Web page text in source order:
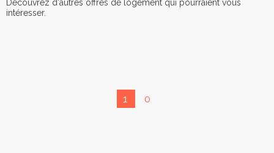
Découvrez d'autres offres de logement qui pourraient vous
intéresser.
1 0